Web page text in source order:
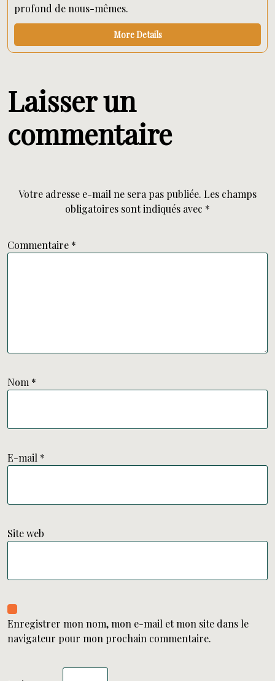
profond de nous-mêmes.
More Details
Laisser un
commentaire
Votre adresse e-mail ne sera pas publiée. Les champs
obligatoires sont indiqués avec *
Commentaire *
Nom *
E-mail *
Site web
Enregistrer mon nom, mon e-mail et mon site dans le
navigateur pour mon prochain commentaire.